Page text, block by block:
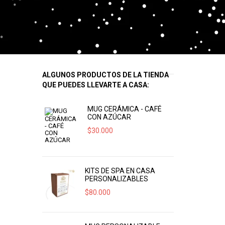
ALGUNOS PRODUCTOS DE LA TIENDA
QUE PUEDES LLEVARTE A CASA:
MUG CERÁMICA - CAFÉ
CON AZÚCAR
$30.000
KITS DE SPA EN CASA
PERSONALIZABLES
$80.000